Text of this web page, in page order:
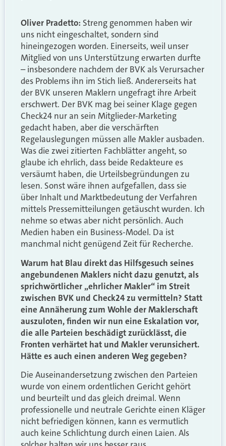
Oliver Pradetto: Streng genommen haben wir
uns nicht eingeschaltet, sondern sind
hineingezogen worden. Einerseits, weil unser
Mitglied von uns Unterstützung erwarten durfte
– insbesondere nachdem der BVK als Verursacher
des Problems ihn im Stich ließ. Andererseits hat
der BVK unseren Maklern ungefragt ihre Arbeit
erschwert. Der BVK mag bei seiner Klage gegen
Check24 nur an sein Mitglieder-Marketing
gedacht haben, aber die verschärften
Regelauslegungen müssen alle Makler ausbaden.
Was die zwei zitierten Fachblätter angeht, so
glaube ich ehrlich, dass beide Redakteure es
versäumt haben, die Urteilsbegründungen zu
lesen. Sonst wäre ihnen aufgefallen, dass sie
über Inhalt und Marktbedeutung der Verfahren
mittels Pressemitteilungen getäuscht wurden. Ich
nehme so etwas aber nicht persönlich. Auch
Medien haben ein Business-Model. Da ist
manchmal nicht genügend Zeit für Recherche.
Warum hat Blau direkt das Hilfsgesuch seines
angebundenen Maklers nicht dazu genutzt, als
sprichwörtlicher „ehrlicher Makler“ im Streit
zwischen BVK und Check24 zu vermitteln? Statt
eine Annäherung zum Wohle der Maklerschaft
auszuloten, finden wir nun eine Eskalation vor,
die alle Parteien beschädigt zurücklässt, die
Fronten verhärtet hat und Makler verunsichert.
Hätte es auch einen anderen Weg gegeben?
Die Auseinandersetzung zwischen den Parteien
wurde von einem ordentlichen Gericht gehört
und beurteilt und das gleich dreimal. Wenn
professionelle und neutrale Gerichte einen Kläger
nicht befriedigen können, kann es vermutlich
auch keine Schlichtung durch einen Laien. Als